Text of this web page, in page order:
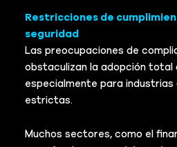
Restricciones de
seguridad
Las preocupaciones de
obstaculizan la adopción total
especialmente para industrias
estrictas.
Muchos sectores, como el